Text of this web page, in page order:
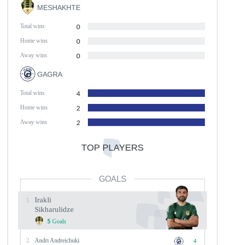
MESHAKHTE
Total wins 0
Home wins 0
Away wins 0
GAGRA
Total wins 4
Home wins 2
Away wins 2
TOP PLAYERS
GOALS
1.
Irakli
Sikharulidze
5 Goals
2. Andri Andreichuki 4